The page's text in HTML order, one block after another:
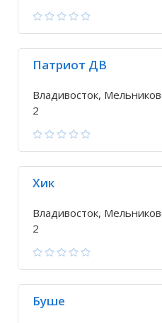
Патриот ДВ
Владивосток,
2
Хик
Владивосток,
2
Буше